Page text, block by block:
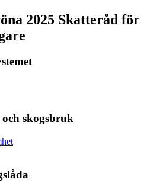
2025 Skatteråd för
skogsbruk